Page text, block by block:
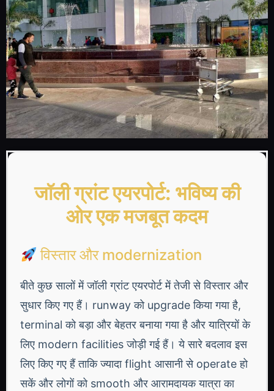
जॉली ग्रांट एयरपोर्ट: भविष्य की
ओर एक मजबूत कदम
विस्तार और modernization
बीते कुछ सालों में जॉली ग्रांट एयरपोर्ट में तेजी से विस्तार और
सुधार किए गए हैं। runway को upgrade किया गया है,
terminal को बड़ा और बेहतर बनाया गया है और यात्रियों के
लिए modern facilities जोड़ी गई हैं। ये सारे बदलाव इस
लिए किए गए हैं ताकि ज्यादा flight आसानी से operate हो
सकें और लोगों को smooth और आरामदायक यात्रा का